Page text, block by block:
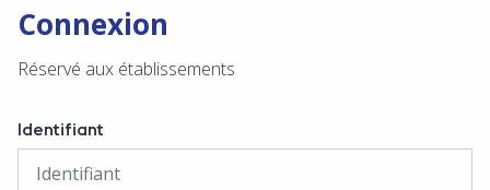
Connexion
Réservé aux établissements
Identifiant